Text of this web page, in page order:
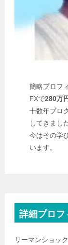
簡略プロフ
FXで280万
十数年ブロ
してきまし
今はその学
います。
詳細プロフ
リーマンショッ